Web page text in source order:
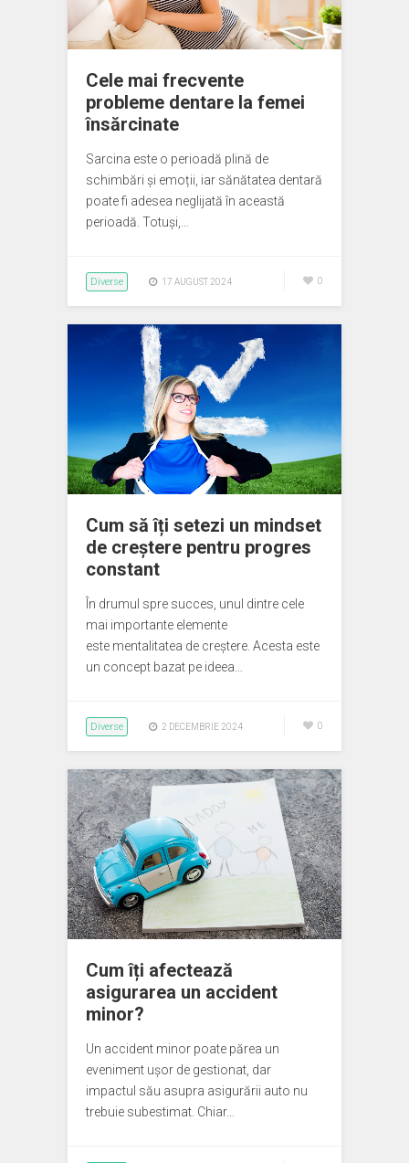
Cele mai frecvente
probleme dentare la femei
însărcinate
Sarcina este o perioadă plină de
schimbări și emoții, iar sănătatea dentară
poate fi adesea neglijată în această
perioadă. Totuși,…
Diverse 17 AUGUST 2024 0
Cum să îți setezi un mindset
de creștere pentru progres
constant
În drumul spre succes, unul dintre cele
mai importante elemente
este mentalitatea de creștere. Acesta este
un concept bazat pe ideea…
Diverse 2 DECEMBRIE 2024 0
Cum îți afectează
asigurarea un accident
minor?
Un accident minor poate părea un
eveniment ușor de gestionat, dar
impactul său asupra asigurării auto nu
trebuie subestimat. Chiar…